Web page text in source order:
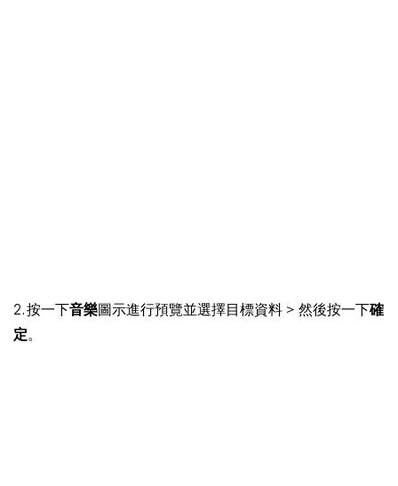
2. 按一下音樂圖示進行預覽並選擇目標資料 > 然後按一下確
定。